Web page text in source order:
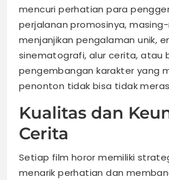
mencuri perhatian para
perjalanan promosinya,
menjanjikan pengalaman unik,
sinematografi, alur cerita, atau
pengembangan karakter yang
penonton tidak bisa tidak
Kualitas dan
Cerita
Setiap film horor memiliki
menarik perhatian dan